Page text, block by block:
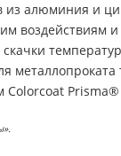
из алюминия и
воздействиям
Prisma®